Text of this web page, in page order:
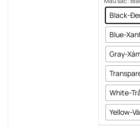
PLA
Nhựa
3d
tốc
độ
cao
Black-
Blue-
Gray-
White-
Yellow-